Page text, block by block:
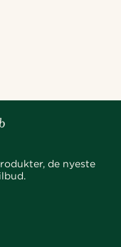
de nyeste